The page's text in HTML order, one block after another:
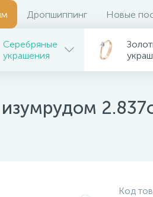
Дропшиппинг Новые
Серебряные
украшения
Код